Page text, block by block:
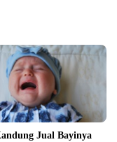
Jual Bayinya